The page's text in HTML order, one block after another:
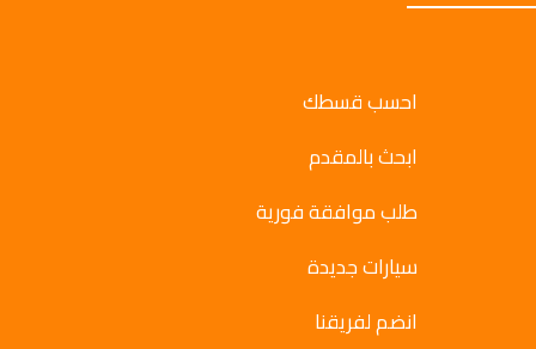
احسب قسطك
ابحث بالمقدم
طلب موافقة فورية
سيارات جديدة
انضم لفريقنا